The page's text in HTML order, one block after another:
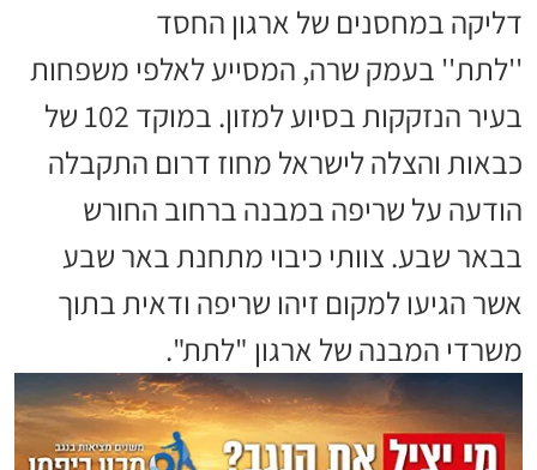
דליקה במחסנים של ארגון החסד
''לתת'' בעמק שרה, המסייע לאלפי משפחות
בעיר הנזקקות בסיוע למזון. במוקד 102 של
כבאות והצלה לישראל מחוז דרום התקבלה
הודעה על שריפה במבנה ברחוב החורש
בבאר שבע. צוותי כיבוי מתחנת באר שבע
אשר הגיעו למקום זיהו שריפה ודאית בתוך
משרדי המבנה של ארגון "לתת".